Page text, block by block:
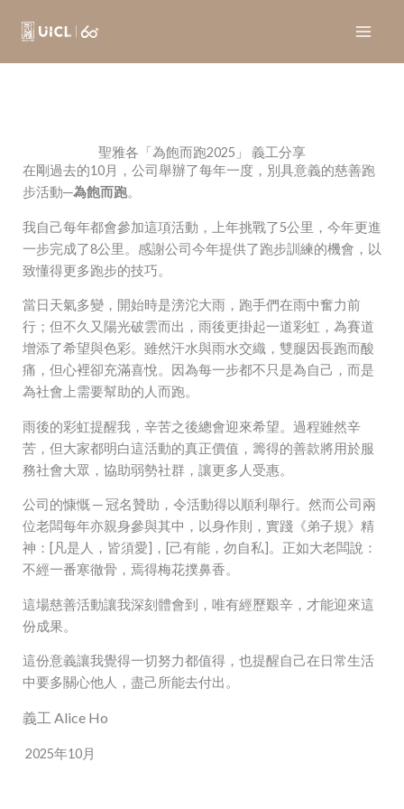
聖雅各「為飽而跑2025」 義工分享
在剛過去的10月，公司舉辦了每年一度，別具意義的慈善跑
步活動─為飽而跑。
我自己每年都會參加這項活動，上年挑戰了5公里，今年更進
一步完成了8公里。感謝公司今年提供了跑步訓練的機會，以
致懂得更多跑步的技巧。
當日天氣多變，開始時是滂沱大雨，跑手們在雨中奮力前
行；但不久又陽光破雲而出，雨後更掛起一道彩虹，為賽道
增添了希望與色彩。雖然汗水與雨水交織，雙腿因長跑而酸
痛，但心裡卻充滿喜悅。因為每一步都不只是為自己，而是
為社會上需要幫助的人而跑。
雨後的彩虹提醒我，辛苦之後總會迎來希望。過程雖然辛
苦，但大家都明白這活動的真正價值，籌得的善款將用於服
務社會大眾，協助弱勢社群，讓更多人受惠。
公司的慷慨 ─ 冠名贊助，令活動得以順利舉行。然而公司兩
位老闆每年亦親身參與其中，以身作則，實踐《弟子規》精
神：[凡是人，皆須愛]，[己有能，勿自私]。正如大老闆說：
不經一番寒徹骨，焉得梅花撲鼻香。
這場慈善活動讓我深刻體會到，唯有經歷艱辛，才能迎來這
份成果。
這份意義讓我覺得一切努力都值得，也提醒自己在日常生活
中要多關心他人，盡己所能去付出。
義工 Alice Ho
2025年10月